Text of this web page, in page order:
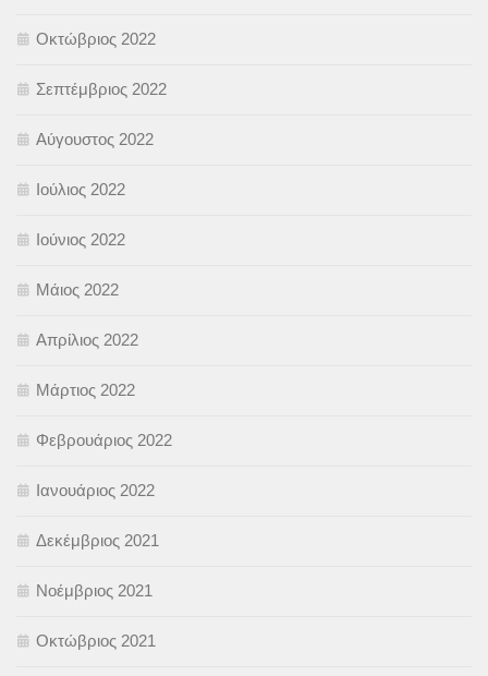
Οκτώβριος 2022
Σεπτέμβριος 2022
Αύγουστος 2022
Ιούλιος 2022
Ιούνιος 2022
Μάιος 2022
Απρίλιος 2022
Μάρτιος 2022
Φεβρουάριος 2022
Ιανουάριος 2022
Δεκέμβριος 2021
Νοέμβριος 2021
Οκτώβριος 2021